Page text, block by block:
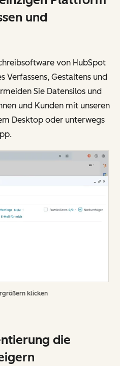
und
von HubSpot
Verfassens, Gestaltens und
Sie Datensilos und
und Kunden mit unseren
Desktop oder unterwegs
klicken
die